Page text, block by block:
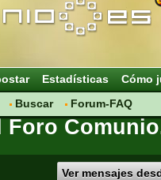
Estadísticas Cómo
Buscar Forum-FAQ
Foro
Ver mensajes